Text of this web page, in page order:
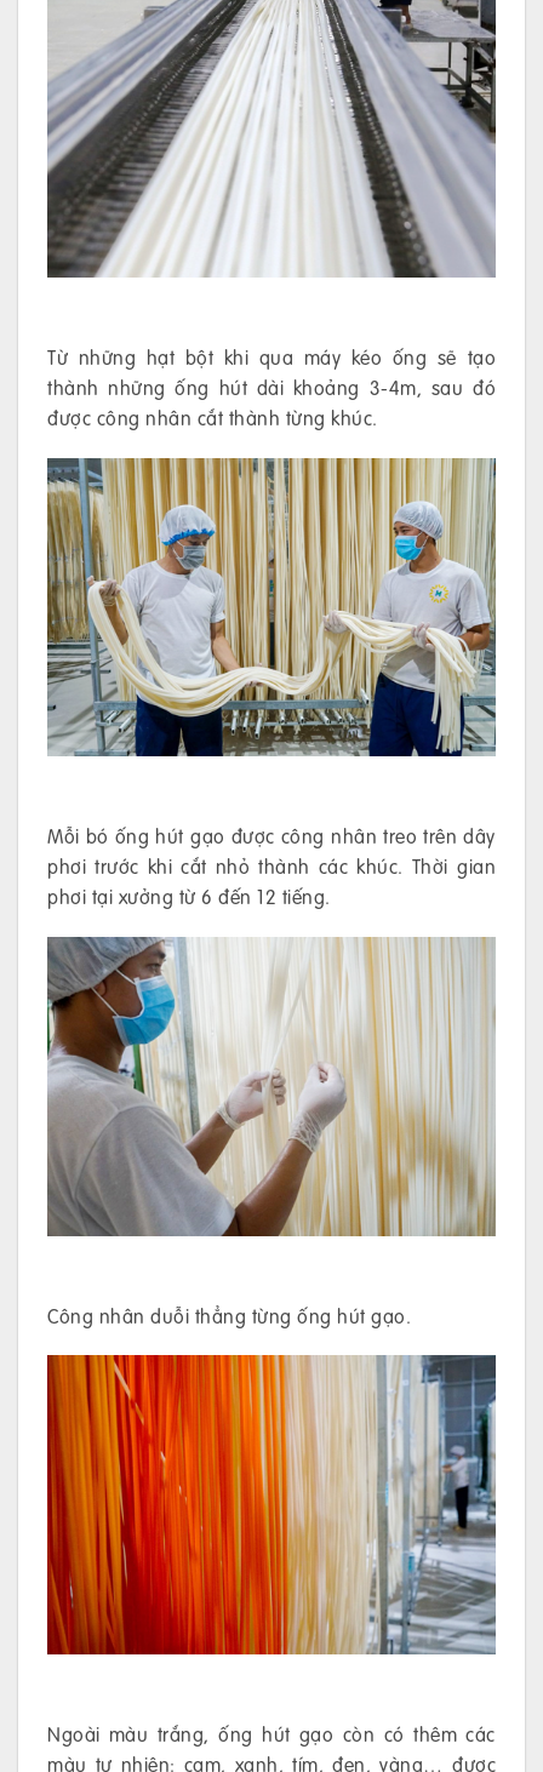
Từ những hạt bột khi qua máy kéo ống sẽ tạo
thành những ống hút dài khoảng 3-4m, sau đó
được công nhân cắt thành từng khúc.
Mỗi bó ống hút gạo được công nhân treo trên dây
phơi trước khi cắt nhỏ thành các khúc. Thời gian
phơi tại xưởng từ 6 đến 12 tiếng.
Công nhân duỗi thẳng từng ống hút gạo.
Ngoài màu trắng, ống hút gạo còn có thêm các
màu tự nhiên: cam, xanh, tím, đen, vàng… được